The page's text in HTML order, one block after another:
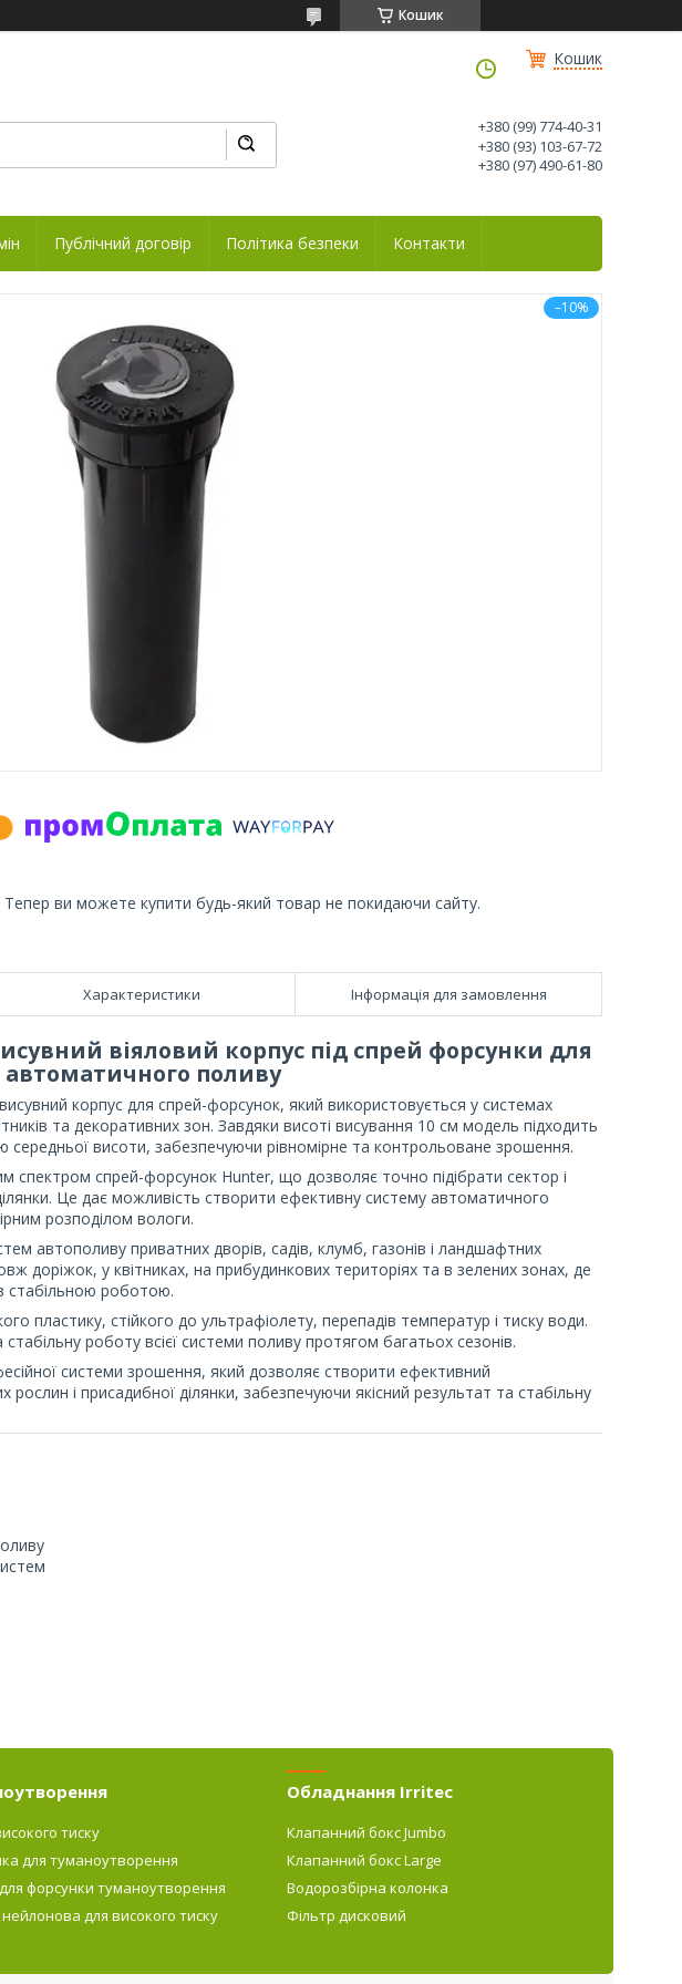
Кошик
Кошик
+380 (99) 774-40-31
+380 (93) 103-67-72
+380 (97) 490-61-80
Публічний договір Політика безпеки Контакти
–10%
Тепер ви можете купити будь-який товар не покидаючи сайту.
Характеристики Інформація для замовлення
віяловий корпус під спрей форсунки для
автоматичного поливу
корпус для спрей-форсунок, який використовується у системах
та декоративних зон. Завдяки висоті висування 10 см модель підходить
середньої висоти, забезпечуючи рівномірне та контрольоване зрошення.
спектром спрей-форсунок Hunter, що дозволяє точно підібрати сектор і
ділянки. Це дає можливість створити ефективну систему автоматичного
розподілом вологи.
автополиву приватних дворів, садів, клумб, газонів і ландшафтних
доріжок, у квітниках, на прибудинкових територіях та в зелених зонах, де
стабільною роботою.
пластику, стійкого до ультрафіолету, перепадів температур і тиску води.
роботу всієї системи поливу протягом багатьох сезонів.
системи зрошення, який дозволяє створити ефективний
рослин і присадибної ділянки, забезпечуючи якісний результат та стабільну
тиску
для туманоутворення
форсунки туманоутворення
для високого тиску
Обладнання Irritec
Клапанний бокс Jumbo
Клапанний бокс Large
Водорозбірна колонка
Фільтр дисковий